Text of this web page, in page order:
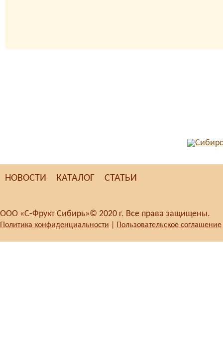
НОВОСТИ КАТАЛОГ СТАТЬИ
ООО «С-Фрукт Сибирь»© 2020 г. Все права защищены.
Политика конфиденциальности Пользовательское соглашение